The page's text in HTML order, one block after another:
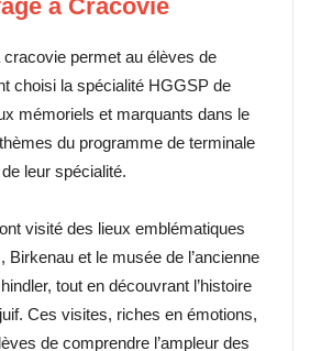
à Cracovie
cracovie permet au élèves de
choisi la spécialité HGGSP de
mémoriels et marquants dans le
du programme de terminale
de leur spécialité.
visité des lieux emblématiques
et le musée de l’ancienne
tout en découvrant l’histoire
Ces visites, riches en émotions,
de comprendre l’ampleur des